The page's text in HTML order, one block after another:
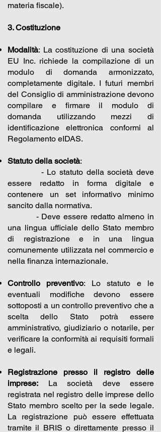
materia fiscale).
3. Costituzione
Modalità: La costituzione di una società
EU Inc. richiede la compilazione di un
modulo di domanda armonizzato,
completamente digitale. I futuri membri
del Consiglio di amministrazione devono
compilare e firmare il modulo di
domanda utilizzando mezzi di
identificazione elettronica conformi al
Regolamento eIDAS.
Statuto della società:
- Lo statuto della società deve
essere redatto in forma digitale e
contenere un set informativo minimo
sancito dalla normativa.
- Deve essere redatto almeno in
una lingua ufficiale dello Stato membro
di registrazione e in una lingua
comunemente utilizzata nel commercio e
nella finanza internazionale.
Controllo preventivo: Lo statuto e le
eventuali modifiche devono essere
sottoposti a un controllo preventivo che a
scelta dello Stato potrà essere
amministrativo, giudiziario o notarile, per
verificare la conformità ai requisiti formali
e legali.
Registrazione presso il registro delle
imprese: La società deve essere
registrata nel registro delle imprese dello
Stato membro scelto per la sede legale.
La registrazione può essere effettuata
tramite il BRIS o direttamente presso il